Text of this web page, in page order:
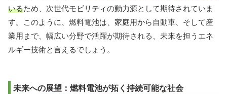
いるため、次世代モビリティの動力源として期待されていま
す。このように、燃料電池は、家庭用から自動車、そして産
業用まで、幅広い分野で活躍が期待される、未来を担うエネ
ルギー技術と言えるでしょう。
未来への展望：燃料電池が拓く持続可能な社会